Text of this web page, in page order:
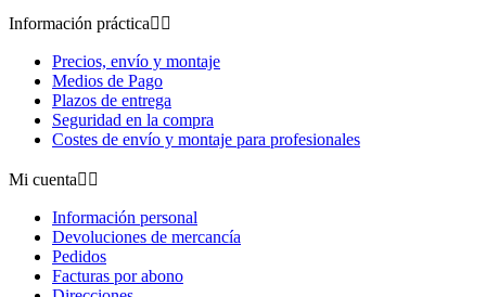
Información práctica 
Precios, envío y montaje
Medios de Pago
Plazos de entrega
Seguridad en la compra
Costes de envío y montaje para profesionales
Mi cuenta 
Información personal
Devoluciones de mercancía
Pedidos
Facturas por abono